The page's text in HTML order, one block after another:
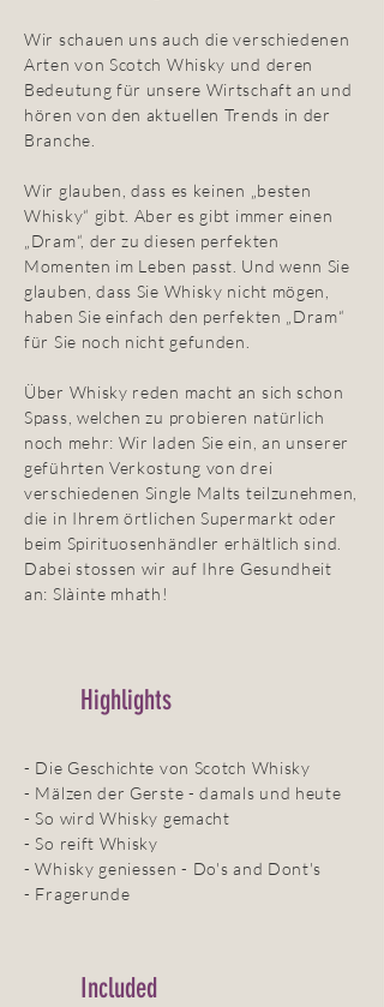
Wir schauen uns auch die verschiedenen
Arten von Scotch Whisky und deren
Bedeutung für unsere Wirtschaft an und
hören von den aktuellen Trends in der
Branche.
Wir glauben, dass es keinen „besten
Whisky“ gibt. Aber es gibt immer einen
„Dram“, der zu diesen perfekten
Momenten im Leben passt. Und wenn Sie
glauben, dass Sie Whisky nicht mögen,
haben Sie einfach den perfekten „Dram“
für Sie noch nicht gefunden.
Über Whisky reden macht an sich schon
Spass, welchen zu probieren natürlich
noch mehr: Wir laden Sie ein, an unserer
geführten Verkostung von drei
verschiedenen Single Malts teilzunehmen,
die in Ihrem örtlichen Supermarkt oder
beim Spirituosenhändler erhältlich sind.
Dabei stossen wir auf Ihre Gesundheit
an: Slàinte mhath!
Highlights
- Die Geschichte von Scotch Whisky
- Mälzen der Gerste - damals und heute
- So wird Whisky gemacht
- So reift Whisky
- Whisky geniessen - Do's and Dont's
- Fragerunde
Included